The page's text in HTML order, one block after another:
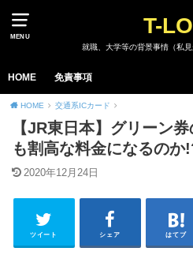
MENU T-
就職、大学等の背景事情（私見
HOME 免責事項
HOME 交通系ICカード
【JR東日本】グリーン
も割高な料金になるのか
2020年12月24日
ツイート シェア はてブ